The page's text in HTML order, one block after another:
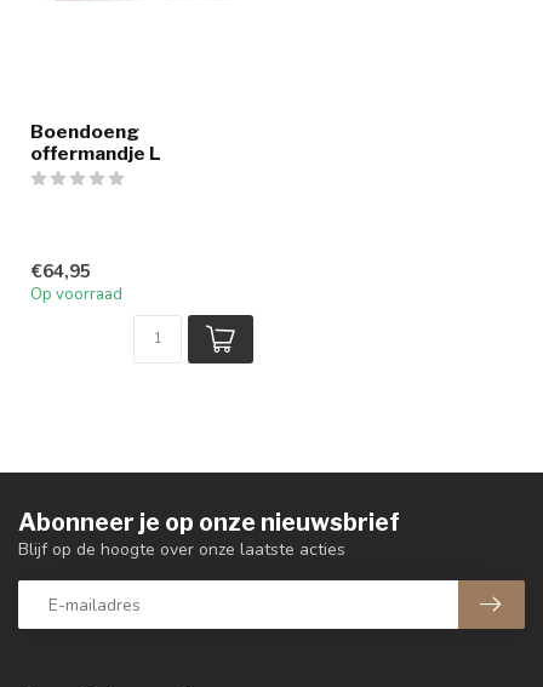
Boendoeng
offermandje L
€64,95
Op voorraad
Abonneer je op onze nieuwsbrief
Blijf op de hoogte over onze laatste acties